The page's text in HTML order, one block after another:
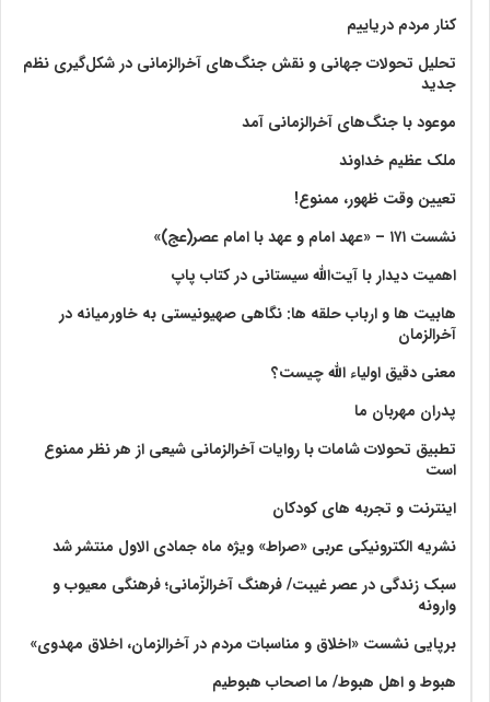
کنار مردم دریاییم
تحلیل تحولات جهانی و نقش جنگ‌های آخرالزمانی در شکل‌گیری نظم
جدید
موعود با جنگ‌های آخرالزمانی آمد
ملک عظیم خداوند
تعیین وقت ظهور، ممنوع!
نشست ۱۷۱ – «عهد امام و عهد با امام عصر(عج)»
اهمیت دیدار با آیت‌الله سیستانی در کتاب پاپ
هابیت ها و ارباب حلقه ها: نگاهی صهیونیستی به خاورمیانه در
آخرالزمان
معنی دقیق اولیاء الله چیست؟
پدران مهربان ما
تطبیق تحولات شامات با روایات آخرالزمانی شیعی از هر نظر ممنوع
است
اینترنت و تجربه های کودکان
نشریه الکترونیکی عربی «صراط» ویژه ماه جمادی الاول منتشر شد
سبک زندگی در عصر غیبت/ فرهنگ آخرالزّمانی؛ فرهنگی معیوب و
وارونه
برپایی نشست «اخلاق و مناسبات مردم در آخرالزمان، اخلاق مهدوی»
هبوط و اهل هبوط/ ما اصحاب هبوطیم